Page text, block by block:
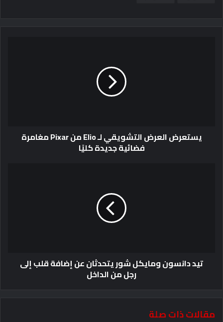
يستعرض العرض التشويقي لـ Elio من Pixar مغامرة
فضائية جديدة كليًا
تيد دانسون ومايكل شور يتحدثان عن إضافة قلب إلى
رجل من الداخل
مقالات ذات صلة